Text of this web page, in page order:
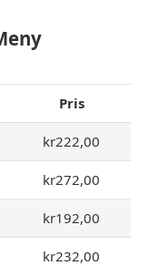
Pris
kr222,00
kr272,00
kr192,00
kr232,00